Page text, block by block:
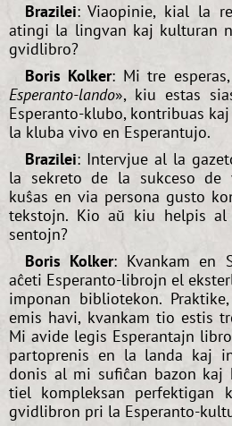
Brazilei: Viaopinie, kial la
atingi la lingvan kaj kulturan
gvidlibro?
Boris Kolker: Mi tre
Esperanto-lando», kiu estas
Esperanto-klubo, kontribuas
la kluba vivo en Esperantujo.
Brazilei: Intervjue al la
la sekreto de la sukceso de
kuŝas en via persona gusto
tekstojn. Kio aŭ kiu helpis
sentojn?
Boris Kolker: Kvankam en
aĉeti Esperanto-librojn el
imponan bibliotekon.
emis havi, kvankam tio estis
Mi avide legis Esperantajn
partoprenis en la landa kaj
donis al mi sufiĉan bazon kaj
tiel kompleksan perfektigan
gvidlibron pri la Esperanto-